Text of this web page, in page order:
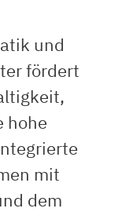
und
fördert
hohe
mit
dem